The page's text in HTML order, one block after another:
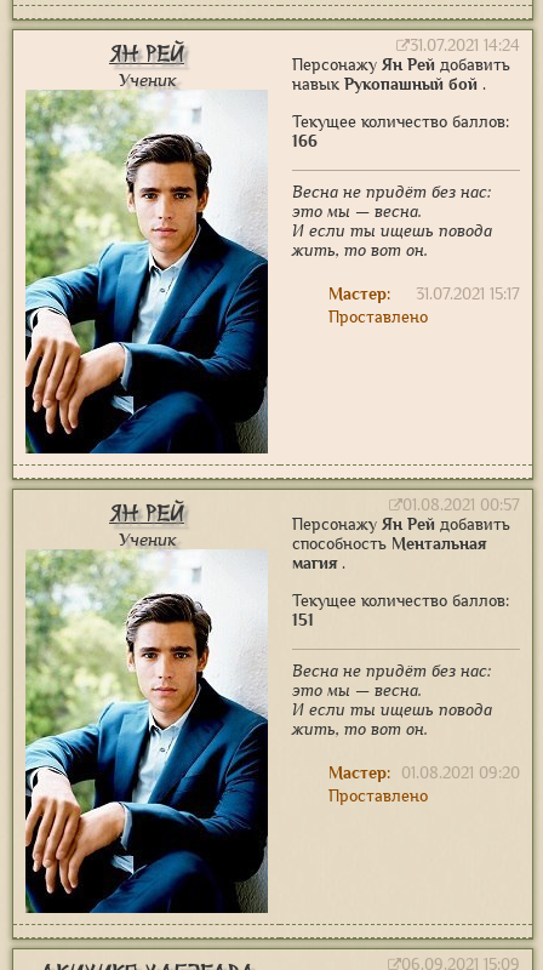
Ян Рей
Ученик
31.07.2021 14:24
Персонажу Ян Рей добавить
навык Рукопашный бой .
Текущее количество баллов:
166
Весна не придёт без нас:
это мы — весна.
И если ты ищешь повода
жить, то вот он.
31.07.2021 15:17
Мастер:
Проставлено
Ян Рей
Ученик
01.08.2021 00:57
Персонажу Ян Рей добавить
способность Ментальная
магия.
Текущее количество баллов:
151
Весна не придёт без нас:
это мы — весна.
И если ты ищешь повода
жить, то вот он.
01.08.2021 09:20
Мастер:
Проставлено
06.09.2021 15:09